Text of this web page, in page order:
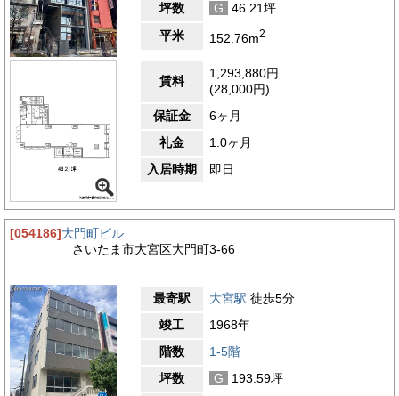
坪数
G
46.21坪
平米
152.76m2
賃料
1,293,880円
(28,000円)
保証金
6ヶ月
礼金
1.0ヶ月
入居時期
即日
[054186]大門町ビル
さいたま市大宮区大門町3-66
最寄駅 大宮駅 徒歩5分
竣工
1968年
階数
1-5階
坪数
G
193.59坪